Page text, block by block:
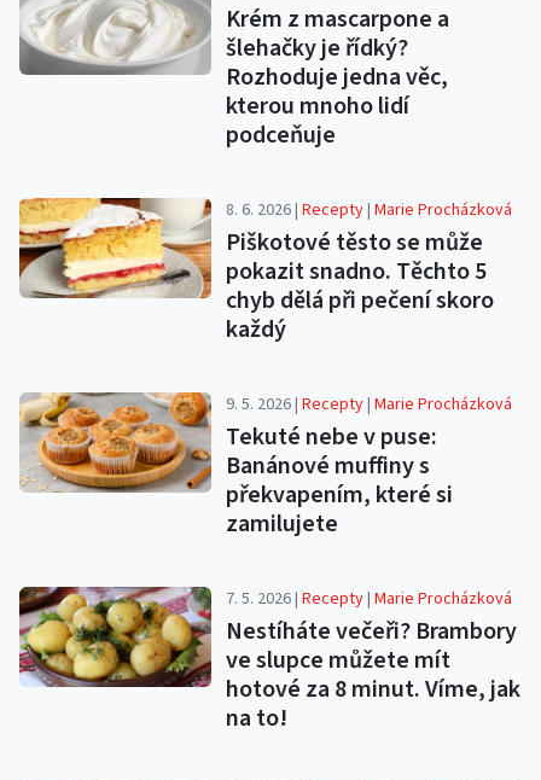
Krém z mascarpone a
šlehačky je řídký?
Rozhoduje jedna věc,
kterou mnoho lidí
podceňuje
8. 6. 2026 |Recepty|Marie Procházková
Piškotové těsto se může
pokazit snadno. Těchto 5
chyb dělá při pečení skoro
každý
9. 5. 2026 |Recepty|Marie Procházková
Tekuté nebe v puse:
Banánové muffiny s
překvapením, které si
zamilujete
7. 5. 2026 |Recepty|Marie Procházková
Nestíháte večeři? Brambory
ve slupce můžete mít
hotové za 8 minut. Víme, jak
na to!